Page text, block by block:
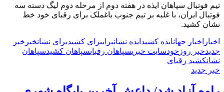
تیم فوتبال سپاهان ایذه در هفته دوم از مرحله دوم لیگ دسته سه
فوتبال ایران، با غلبه بر تیم جنوب باغملک برای رقبای خود خط
نشان کشید.
اخبار اخبار جهانایذه کشید ایذه نشانبرایبرای کشیدبرای نشانخبر خبر
جدیدخبر روز خودسایت خبریسپاهان رقبایسپاهان کشیدسپاهان
نشانکشید رقبای
خبر جدید